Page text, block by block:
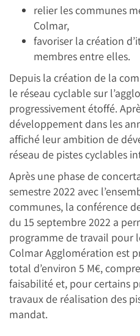
relier les communes
Colmar,
favoriser la création
membres entre elles.
Depuis la création de la
le réseau cyclable sur
progressivement étoffé.
développement dans les
affiché leur ambition de
réseau de pistes cyclables
Après une phase de
semestre 2022 avec
communes, la conférence
du 15 septembre 2022 a
programme de travail pour
Colmar Agglomération est
total d’environ 5 M€,
faisabilité et, pour certains
travaux de réalisation des
mandat.